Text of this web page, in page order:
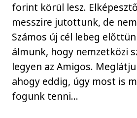
forint körül lesz.
messzire jutottunk, de
Számos új cél lebeg
álmunk, hogy nemzetközi
legyen az Amigos.
ahogy eddig, úgy most is
fogunk tenni…